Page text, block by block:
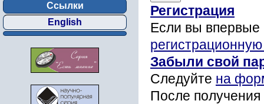
Ссылки
English
Регистрация
Если вы впервые
Забыли свой
Следуйте на
После